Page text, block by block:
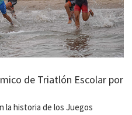
de Triatlón Escolar por
la historia de los Juegos